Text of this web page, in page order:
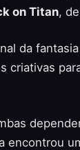
on Titan,
da
criativas
encontrou